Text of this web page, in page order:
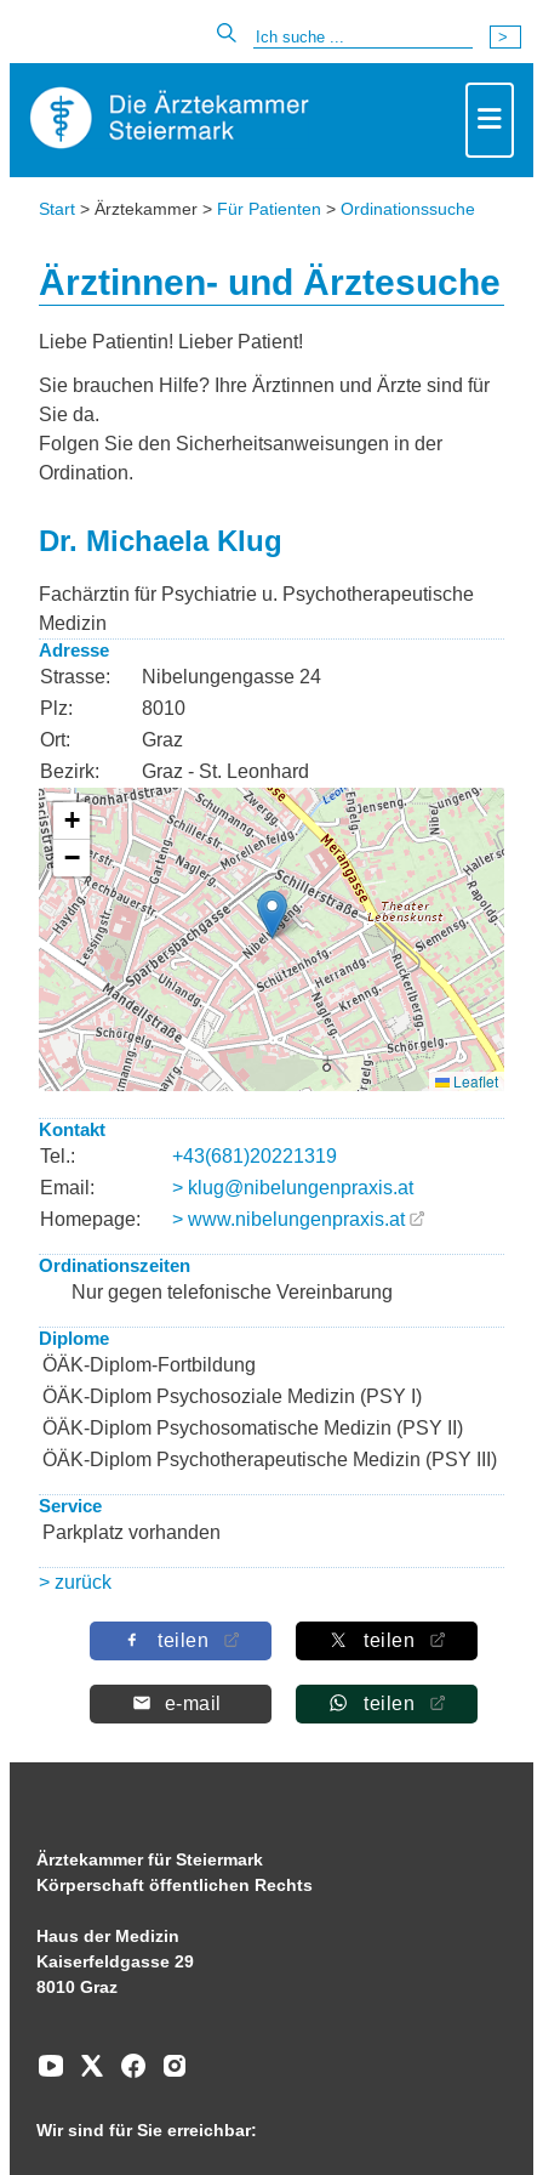
Start > Ärztekammer > Für Patienten > Ordinationssuche
Ärztinnen- und Ärztesuche
Liebe Patientin! Lieber Patient!
Sie brauchen Hilfe? Ihre Ärztinnen und Ärzte sind für
Sie da.
Folgen Sie den Sicherheitsanweisungen in der
Ordination.
Dr. Michaela Klug
Fachärztin für Psychiatrie u. Psychotherapeutische
Medizin
Adresse
Strasse:
Nibelungengasse 24
Plz:
8010
Ort:
Graz
Bezirk:
Graz - St. Leonhard
Kontakt
Tel.:
+43(681)20221319
Email:
> klug@nibelungenpraxis.at
Homepage:
> www.nibelungenpraxis.at
Ordinationszeiten
Nur gegen telefonische Vereinbarung
Diplome
ÖÄK-Diplom-Fortbildung
ÖÄK-Diplom Psychosoziale Medizin (PSY I)
ÖÄK-Diplom Psychosomatische Medizin (PSY II)
ÖÄK-Diplom Psychotherapeutische Medizin (PSY III)
Service
Parkplatz vorhanden
> zurück
teilen teilen
e-mail teilen
Ärztekammer für Steiermark
Körperschaft öffentlichen Rechts
Haus der Medizin
Kaiserfeldgasse 29
8010 Graz
Wir sind für Sie erreichbar: